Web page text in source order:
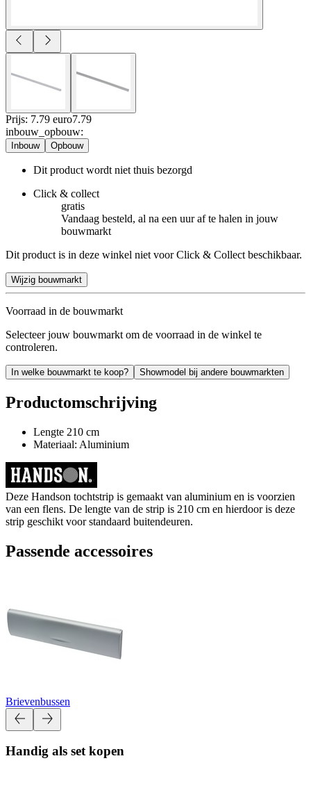
Prijs: 7.79 euro7.79
inbouw_opbouw:
Inbouw Opbouw
Dit product wordt niet thuis bezorgd
Click & collect
gratis
Vandaag besteld, al na een uur af te halen in jouw
bouwmarkt
Dit product is in deze winkel niet voor Click & Collect beschikbaar.
Wijzig bouwmarkt
Voorraad in de bouwmarkt
Selecteer jouw bouwmarkt om de voorraad in de winkel te
controleren.
In welke bouwmarkt te koop? Showmodel bij andere bouwmarkten
Productomschrijving
Lengte 210 cm
Materiaal: Aluminium
Deze Handson tochtstrip is gemaakt van aluminium en is voorzien
van een flens. De lengte van de strip is 210 cm en hierdoor is deze
strip geschikt voor standaard buitendeuren.
Passende accessoires
Brievenbussen
Handig als set kopen